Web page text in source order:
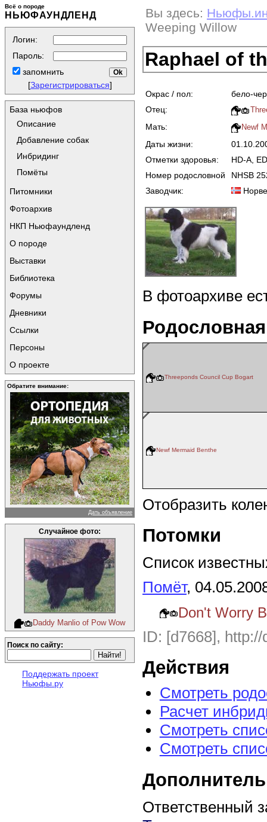
Всё о породе
НЬЮФАУНДЛЕНД
Логин:
Пароль:
запомнить
[Зарегистрироваться]
База ньюфов
Описание
Добавление собак
Инбридинг
Помёты
Питомники
Фотоархив
НКП Ньюфаундленд
О породе
Выставки
Библиотека
Форумы
Дневники
Ссылки
Персоны
О проекте
Обратите внимание:
Дать объявление
Случайное фото:
Daddy Manlio of Pow Wow
Поиск по сайту:
Поддержать проект
Ньюфы.ру
Вы здесь:
Weeping Willow
Raphael of
Окрас / пол:
бело-
Отец:
Мать: Newf
Даты жизни:
Отметки здоровья:
HD-A,
Номер родословной
NHSB
Заводчик:
В фотоархиве
Родословная
Threeponds Council Cup Bogart
Newf Mermaid Benthe
Отобразить
Потомки
Список
Помёт,
Don't Worry
ID: [d7668],
Действия
Смотреть
Расчет
Смотреть
Смотреть
Ответственный